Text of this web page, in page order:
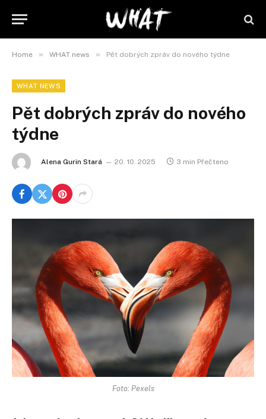
Home » WHAT news » Pět dobrých zpráv do nového týdne
WHAT NEWS
Pět dobrých zpráv do nového
týdne
Alena Gurin Stará 20. 10. 2025 3 min Přečteno
Foto: Pexels